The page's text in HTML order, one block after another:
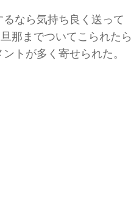
なら気持ち良く送って
那までついてこられたら
トが多く寄せられた。